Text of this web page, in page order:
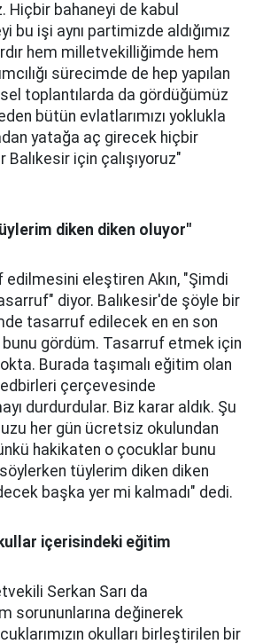
Hiçbir bahaneyi de kabul
bu işi aynı partimizde aldığımız
hem milletvekilliğimde hem
sürecimde de hep yapılan
toplantılarda da gördüğümüz
bütün evlatlarımızı yoklukla
yatağa aç girecek hiçbir
Balıkesir için çalışıyoruz"
diken diken oluyor"
eleştiren Akın, "Şimdi
diyor. Balıkesir'de şöyle bir
tasarruf edilecek en en son
bunu gördüm. Tasarruf etmek için
Burada taşımalı eğitim olan
çerçevesinde
durdurdular. Biz karar aldık. Şu
her gün ücretsiz okulundan
hakikaten o çocuklar bunu
tüylerim diken diken
başka yer mi kalmadı" dedi.
içerisindeki eğitim
Serkan Sarı da
sorununlarına değinerek
okulları birleştirilen bir